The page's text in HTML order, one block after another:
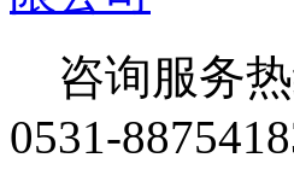
咨询服务热
0531-